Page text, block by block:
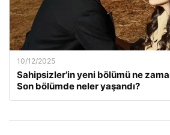
10/12/2025
Sahipsizler’in yeni bölümü ne
Son bölümde neler yaşandı?